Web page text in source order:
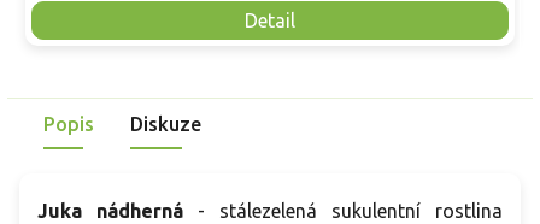
Detail
Popis Diskuze
Juka nádherná - stálezelená sukulentní rostlina